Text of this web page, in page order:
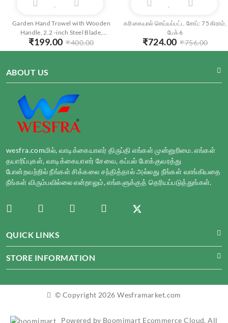
Garden Hand Trowel with Wooden
Handle, 2.2 -inch Steel Blade,
Gardening Tool for Planting and
Digging
₹199.00 ₹400.00
கரி கையால் செய்யப்பட்ட சோப்: 75 கிராம்,
பேக் 6
₹724.00 ₹756.00
ABOUT US
wesfra.comமில், வாடிக்கையாளர் திருப்தி எங்கள் முன்னுரிமை. எங்கள்
தயாரிப்புகள், வாடிக்கையாளர் சேவை, கப்பல் போக்குவரத்து
போன்றவற்றில் நீங்கள் சிக்கலை சந்தித்தால் அல்லது நீங்கள் வாங்கியதை
நீங்கள் விரும்பவில்லை என்றாலும், எங்களுக்குத் தெரியப்படுத்துங்கள்.
QUICK LINKS
STORE INFORMATION
© Copyright 2026 Wesframarket.com
Powered by Boomimart Ecommerce Cloud. All